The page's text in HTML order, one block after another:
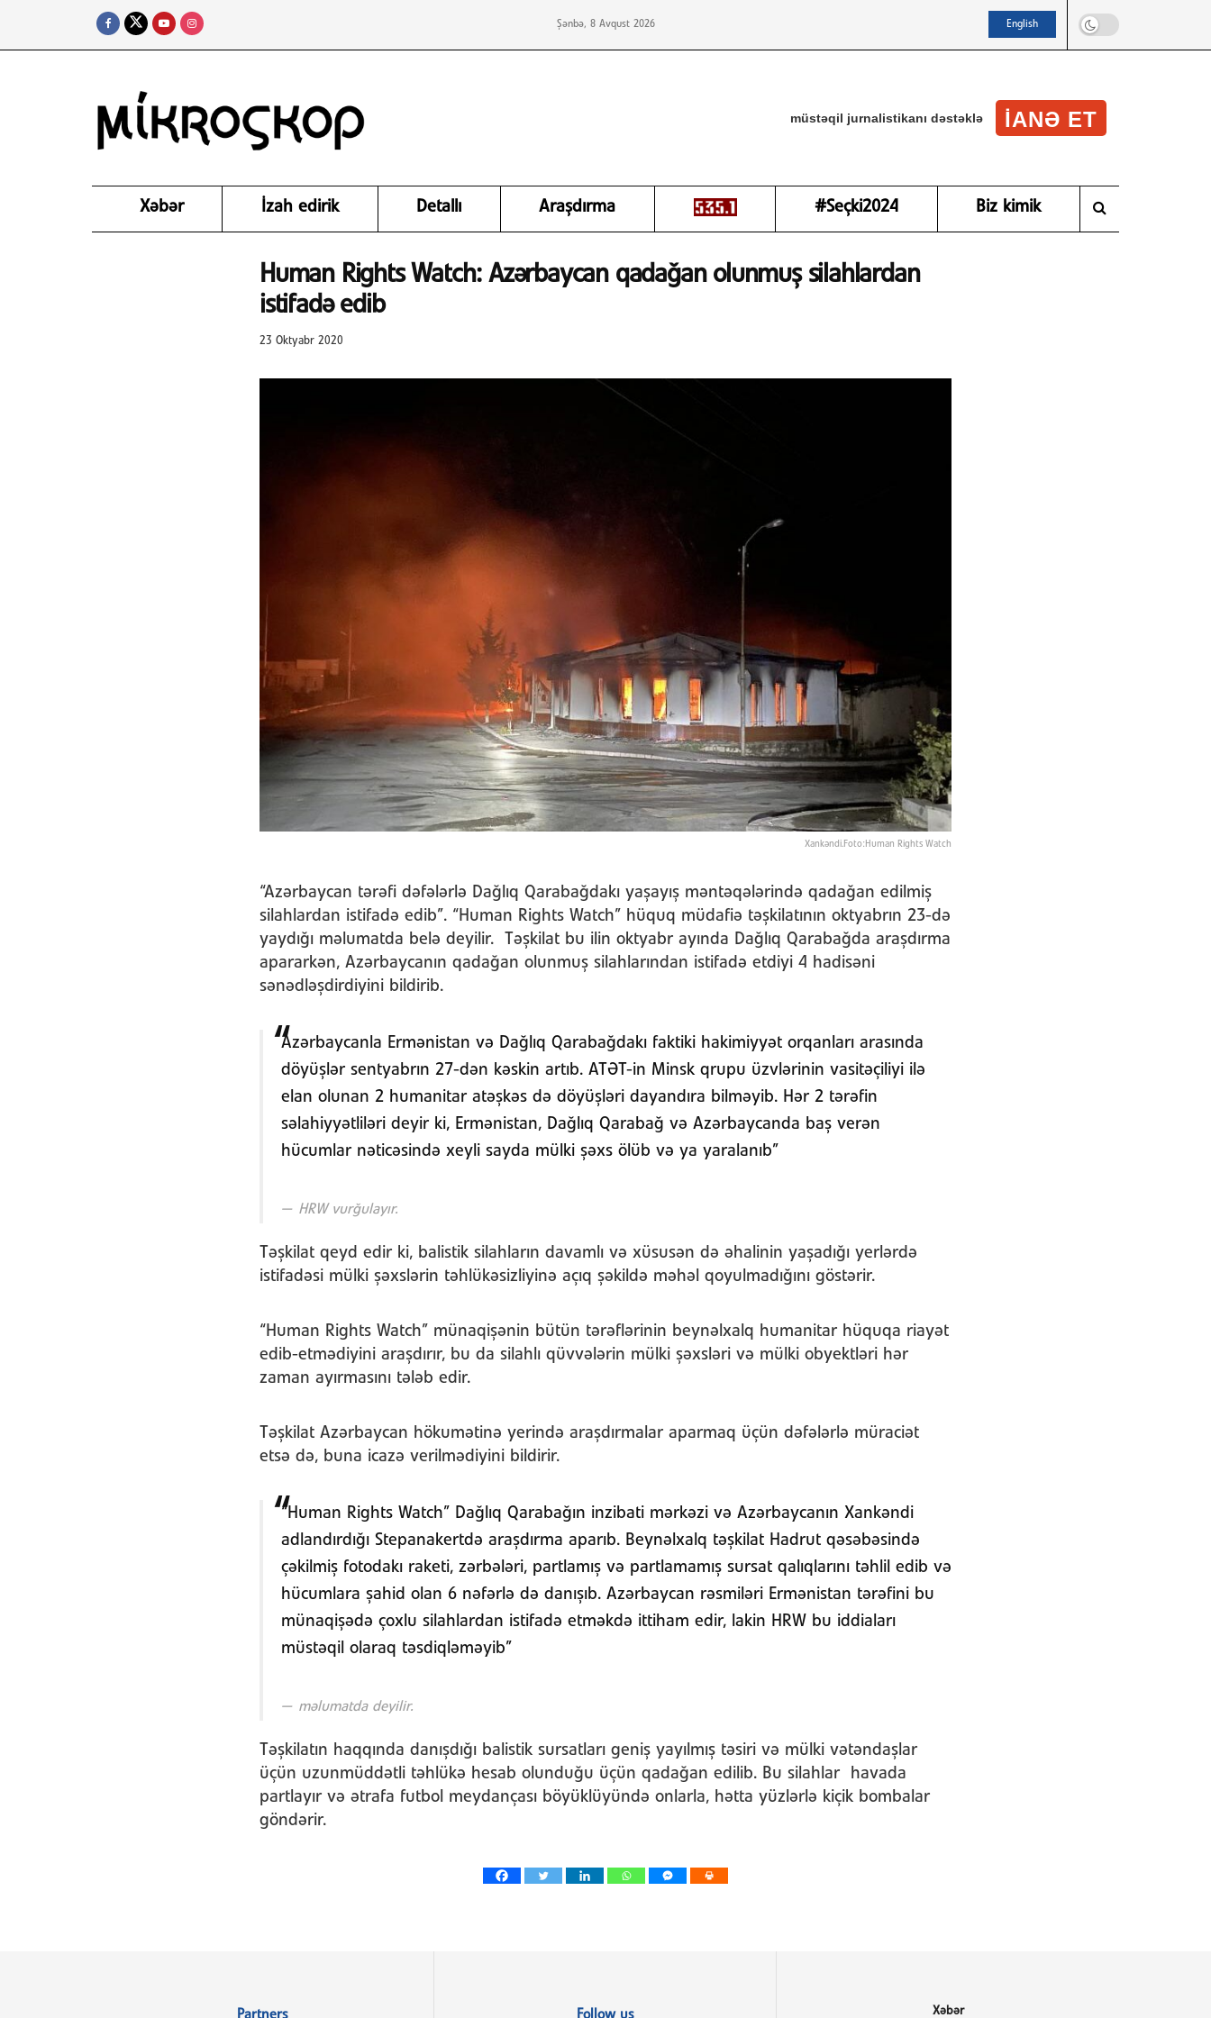
Şənbə, 8 Avqust 2026 English
müstəqil jurnalistikanı dəstəklə IANƏ ET
Xəbər İzah edirik Detallı Araşdırma #Seçki2024 Biz kimik
Human Rights Watch: Azərbaycan qadağan olunmuş silahlardan
istifadə edib
23 Oktyabr 2020
Xankəndi.Foto:Human Rights Watch
“Azərbaycan tərəfi dəfələrlə Dağlıq Qarabağdakı yaşayış məntəqələrində qadağan edilmiş
silahlardan istifadə edib”. “Human Rights Watch” hüquq müdafiə təşkilatının oktyabrın 23-də
yaydığı məlumatda belə deyilir. Təşkilat bu ilin oktyabr ayında Dağlıq Qarabağda araşdırma
apararkən, Azərbaycanın qadağan olunmuş silahlarından istifadə etdiyi 4 hadisəni
sənədləşdirdiyini bildirib.
Azərbaycanla Ermənistan və Dağlıq Qarabağdakı faktiki hakimiyyət orqanları arasında
döyüşlər sentyabrın 27-dən kəskin artıb. ATƏT-in Minsk qrupu üzvlərinin vasitəçiliyi ilə
elan olunan 2 humanitar atəşkəs də döyüşləri dayandıra bilməyib. Hər 2 tərəfin
səlahiyyətliləri deyir ki, Ermənistan, Dağlıq Qarabağ və Azərbaycanda baş verən
hücumlar nəticəsində xeyli sayda mülki şəxs ölüb və ya yaralanıb”
HRW vurğulayır.
Təşkilat qeyd edir ki, balistik silahların davamlı və xüsusən də əhalinin yaşadığı yerlərdə
istifadəsi mülki şəxslərin təhlükəsizliyinə açıq şəkildə məhəl qoyulmadığını göstərir.
“Human Rights Watch” münaqişənin bütün tərəflərinin beynəlxalq humanitar hüquqa riayət
edib-etmədiyini araşdırır, bu da silahlı qüvvələrin mülki şəxsləri və mülki obyektləri hər
zaman ayırmasını tələb edir.
Təşkilat Azərbaycan hökumətinə yerində araşdırmalar aparmaq üçün dəfələrlə müraciət
etsə də, buna icazə verilmədiyini bildirir.
“Human Rights Watch” Dağlıq Qarabağın inzibati mərkəzi və Azərbaycanın Xankəndi
adlandırdığı Stepanakertdə araşdırma aparıb. Beynəlxalq təşkilat Hadrut qəsəbəsində
çəkilmiş fotodakı raketi, zərbələri, partlamış və partlamamış sursat qalıqlarını təhlil edib və
hücumlara şahid olan 6 nəfərlə də danışıb. Azərbaycan rəsmiləri Ermənistan tərəfini bu
münaqişədə çoxlu silahlardan istifadə etməkdə ittiham edir, lakin HRW bu iddiaları
müstəqil olaraq təsdiqləməyib”
məlumatda deyilir.
Təşkilatın haqqında danışdığı balistik sursatları geniş yayılmış təsiri və mülki vətəndaşlar
üçün uzunmüddətli təhlükə hesab olunduğu üçün qadağan edilib. Bu silahlar havada
partlayır və ətrafa futbol meydançası böyüklüyündə onlarla, hətta yüzlərlə kiçik bombalar
göndərir.
Partners Follow us Xəbər